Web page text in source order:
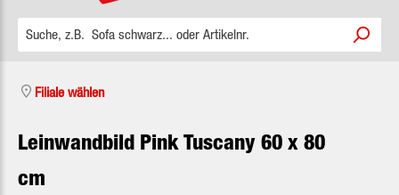
Filiale wählen
Leinwandbild Pink Tuscany 60 x 80
cm